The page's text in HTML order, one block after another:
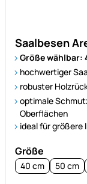
Saalbesen
Größe wählbar:
hochwertiger
robuster
optimale
Oberflächen
ideal für größere
Größe
40 cm 50 cm